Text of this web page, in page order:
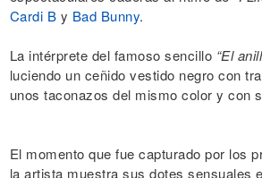
Cardi B y Bad Bunny.
La intérprete del famoso sencillo “El
luciendo un ceñido vestido negro con
unos taconazos del mismo color y con
El momento que fue capturado por los
la artista muestra sus dotes sensuales